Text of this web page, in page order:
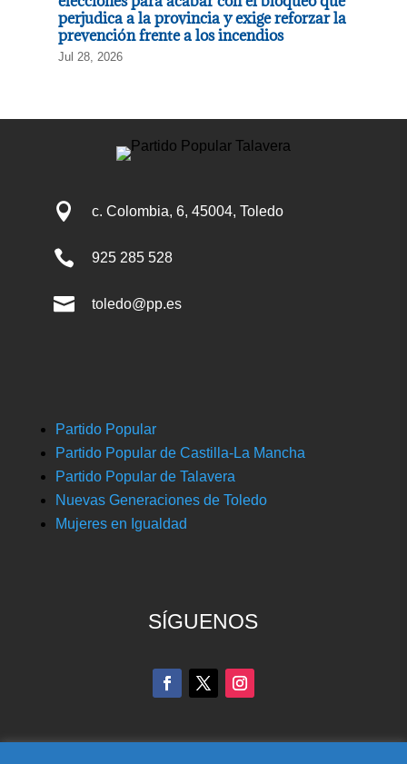
perjudica a la provincia y exige reforzar la
prevención frente a los incendios
Jul 28, 2026
 c. Colombia, 6, 45004, Toledo
 925 285 528
 toledo@pp.es
Partido Popular
Partido Popular de Castilla-La Mancha
Partido Popular de Talavera
Nuevas Generaciones de Toledo
Mujeres en Igualdad
SÍGUENOS